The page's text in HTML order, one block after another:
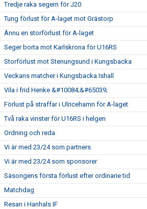
Tredje raka segern för J20
Tung förlust för A-laget mot Grästorp
Ännu en storförlust för A-laget
Seger borta mot Karlskrona för U16RS
Storförlust mot Stenungsund i Kungsbacka
Veckans matcher i Kungsbacka Ishall
Vila i frid Henke &#10084;&#65039;
Förlust på straffar i Ulricehamn för A-laget
Två raka vinster för U16RS i helgen
Ordning och reda
Vi är med 23/24 som partners
Vi är med 23/24 som sponsorer
Säsongens första förlust efter ordinarie tid
Matchdag
Resan i Hanhals IF